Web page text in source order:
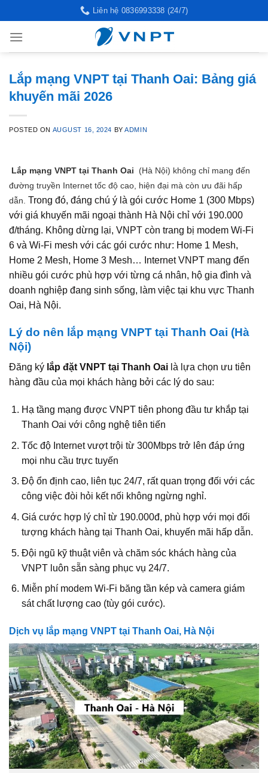
to
content
Liên hệ 0836993338 (24/7)
Lắp mạng VNPT tại Thanh Oai: Bảng giá
khuyến mãi 2026
POSTED ON AUGUST 16, 2024 BYADMIN
Lắp mạng VNPT tại Thanh Oai
(Hà Nội) không chỉ mang đến
đường truyền Internet tốc độ cao, hiện đại mà còn ưu đãi hấp
dẫn. Trong đó, đáng chú ý là gói cước Home 1 (300 Mbps)
với giá khuyến mãi ngoại thành Hà Nội chỉ với 190.000
đ/tháng. Không dừng lại, VNPT còn trang bị modem Wi‑Fi
6 và Wi‑Fi mesh với các gói cước như: Home 1 Mesh,
Home 2 Mesh, Home 3 Mesh… Internet VNPT mang đến
nhiều gói cước phù hợp với từng cá nhân, hộ gia đình và
doanh nghiệp đang sinh sống, làm việc tại khu vực Thanh
Oai, Hà Nội.
Lý do nên lắp mạng VNPT tại Thanh Oai (Hà
Nội)
Đăng ký lắp đặt VNPT tại Thanh Oai là lựa chọn ưu tiên
hàng đầu của mọi khách hàng bởi các lý do sau:
Hạ tầng mạng được VNPT tiên phong đầu tư khắp tại
Thanh Oai với công nghệ tiên tiến
Tốc độ Internet vượt trội từ 300Mbps trở lên đáp ứng
mọi nhu cầu trực tuyến
Độ ổn định cao, liên tục 24/7, rất quan trọng đối với các
công việc đòi hỏi kết nối không ngừng nghỉ.
Giá cước hợp lý chỉ từ 190.000đ, phù hợp với mọi đối
tượng khách hàng tại Thanh Oai, khuyến mãi hấp dẫn.
Đội ngũ kỹ thuật viên và chăm sóc khách hàng của
VNPT luôn sẵn sàng phục vụ 24/7.
Miễn phí modem Wi-Fi băng tần kép và camera giám
sát chất lượng cao (tùy gói cước).
Dịch vụ lắp mạng VNPT tại Thanh Oai, Hà Nội